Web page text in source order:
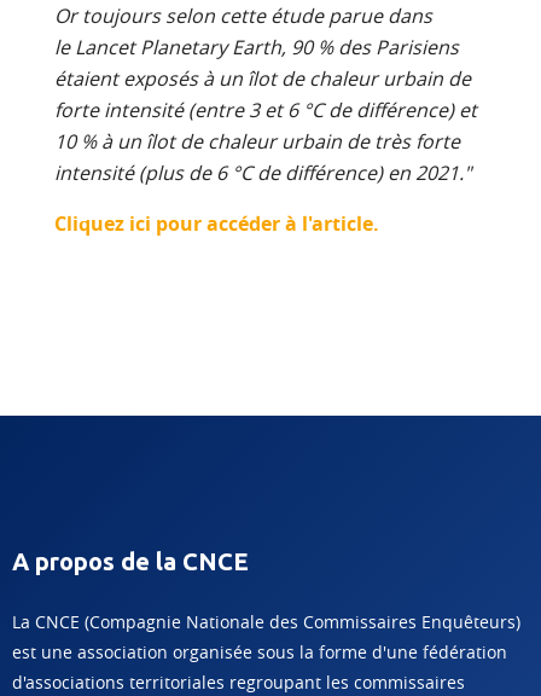
Or toujours selon cette étude parue dans
le Lancet Planetary Earth, 90 % des Parisiens
étaient exposés à un îlot de chaleur urbain de
forte intensité (entre 3 et 6 °C de différence) et
10 % à un îlot de chaleur urbain de très forte
intensité (plus de 6 °C de différence) en 2021."
Cliquez ici pour accéder à l'article.
A propos de la CNCE
La CNCE (Compagnie Nationale des Commissaires Enquêteurs)
est une association organisée sous la forme d'une fédération
d'associations territoriales regroupant les commissaires